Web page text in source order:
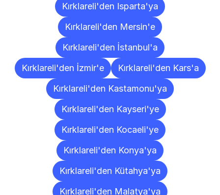
Kırklareli'den Isparta'ya
Kırklareli'den Mersin'e
Kırklareli'den İstanbul'a
Kırklareli'den İzmir'e
Kırklareli'den Kars'a
Kırklareli'den Kastamonu'ya
Kırklareli'den Kayseri'ye
Kırklareli'den Kocaeli'ye
Kırklareli'den Konya'ya
Kırklareli'den Kütahya'ya
Kırklareli'den Malatya'ya